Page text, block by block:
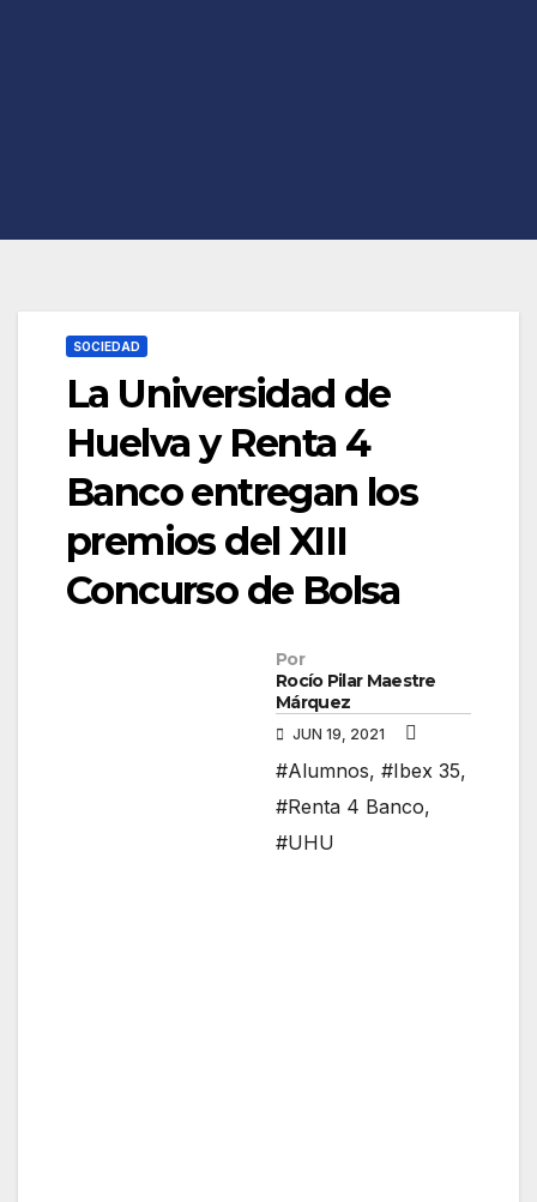
SOCIEDAD
La Universidad de
Huelva y Renta 4
Banco entregan los
premios del XIII
Concurso de Bolsa
Por
Rocío Pilar Maestre
Márquez
JUN 19, 2021
#Alumnos, #Ibex 35,
#Renta 4 Banco,
#UHU